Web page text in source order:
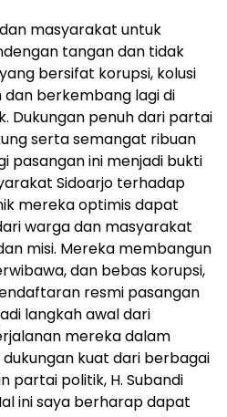
masyarakat untuk
tangan dan tidak
bersifat korupsi, kolusi
berkembang lagi di
Dukungan penuh dari partai
serta semangat ribuan
pasangan ini menjadi bukti
Sidoarjo terhadap
mereka optimis dapat
warga dan masyarakat
misi. Mereka membangun
dan bebas korupsi,
resmi pasangan
langkah awal dari
mereka dalam
dukungan kuat dari berbagai
partai politik, H. Subandi
ini saya berharap dapat